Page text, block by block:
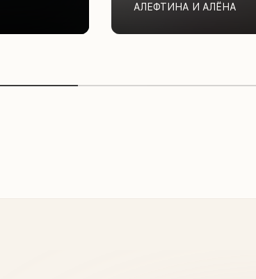
АЛЕФТИНА И АЛЁНА